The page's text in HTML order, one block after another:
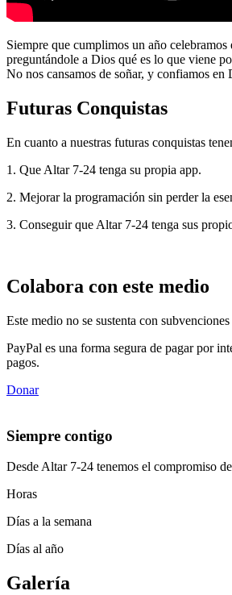
Siempre que cumplimos un año
preguntándole a Dios qué es lo que viene
No nos cansamos de soñar, y confiamos
Futuras Conquistas
En cuanto a nuestras futuras conquistas
1. Que Altar 7-24 tenga su propia app.
2. Mejorar la programación sin perder la
3. Conseguir que Altar 7-24 tenga sus
Colabora con este medio
Este medio no se sustenta con
PayPal es una forma segura de pagar por
pagos.
Donar
Siempre contigo
Desde Altar 7-24 tenemos el compromiso
Horas
Días a la semana
Días al año
Galería